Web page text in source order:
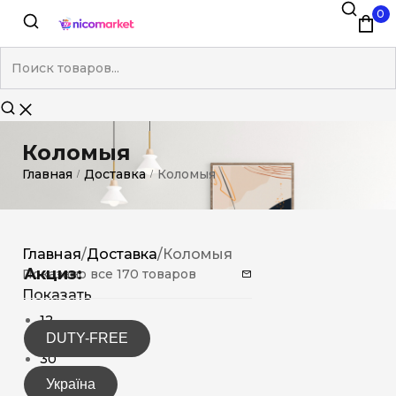
0
Коломыя
Главная / Доставка / Коломыя
Акциз:
DUTY-FREE
Україна
Главная/Доставка/Коломыя
Показано все 170 товаров
Показать
12
15
30